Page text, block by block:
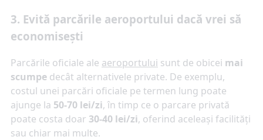
3. Evită parcările aeroportului dacă vrei să
economisești
Parcările oficiale ale aeroportului sunt de obicei mai
scumpe decât alternativele private. De exemplu,
costul unei parcări oficiale pe termen lung poate
ajunge la 50-70 lei/zi, în timp ce o parcare privată
poate costa doar 30-40 lei/zi, oferind aceleași facilități
sau chiar mai multe.